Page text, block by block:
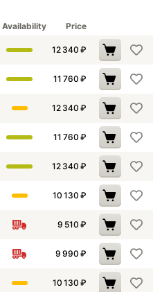
Availability
Price
12 340 ₽
11 760 ₽
12 340 ₽
11 760 ₽
12 340 ₽
10 130 ₽
9 510 ₽
9 990 ₽
10 130 ₽